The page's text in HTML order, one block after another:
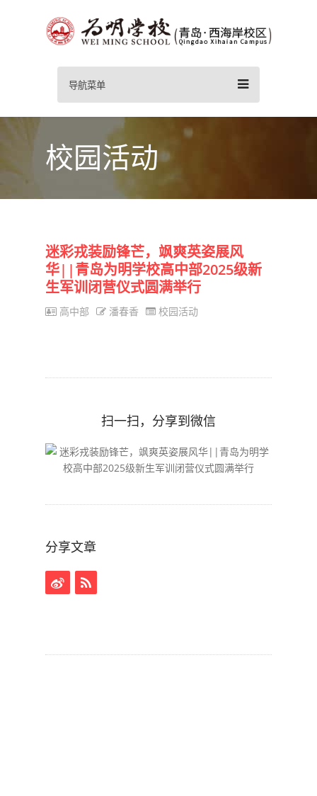
导航菜单
校园活动
迷彩戎装励锋芒，飒爽英姿展风
华||青岛为明学校高中部2025级新
生军训闭营仪式圆满举行
高中部 潘春香 校园活动
扫一扫，分享到微信
分享文章